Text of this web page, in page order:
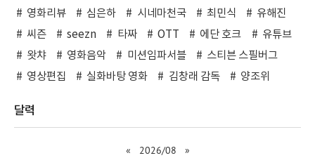
영화리뷰
심은하 시네마천국 최민식
유해진
씨즌
seezn 타짜 OTT 에단 호크
유튜브
왓챠
영화음악 미션임파서블
스티븐 스필버그
영상편집
실화바탕 영화 김창래 감독 양조위
달력
« 2026/08 »